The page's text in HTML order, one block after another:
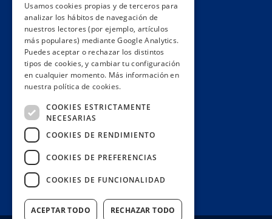
Impacto
Premios
Formación
Código ético
Re-publica
Muro de donantes
Únete aquí
Usamos cookies propias y de terceros para
analizar los hábitos de navegación de
nuestros lectores (por ejemplo, artículos
más populares) mediante Google Analytics.
Puedes aceptar o rechazar los distintos
tipos de cookies, y cambiar tu configuración
en cualquier momento. Más información en
nuestra política de cookies.
COOKIES ESTRICTAMENTE
NECESARIAS
COOKIES DE RENDIMIENTO
COOKIES DE PREFERENCIAS
COOKIES DE FUNCIONALIDAD
ACEPTAR TODO RECHAZAR TODO